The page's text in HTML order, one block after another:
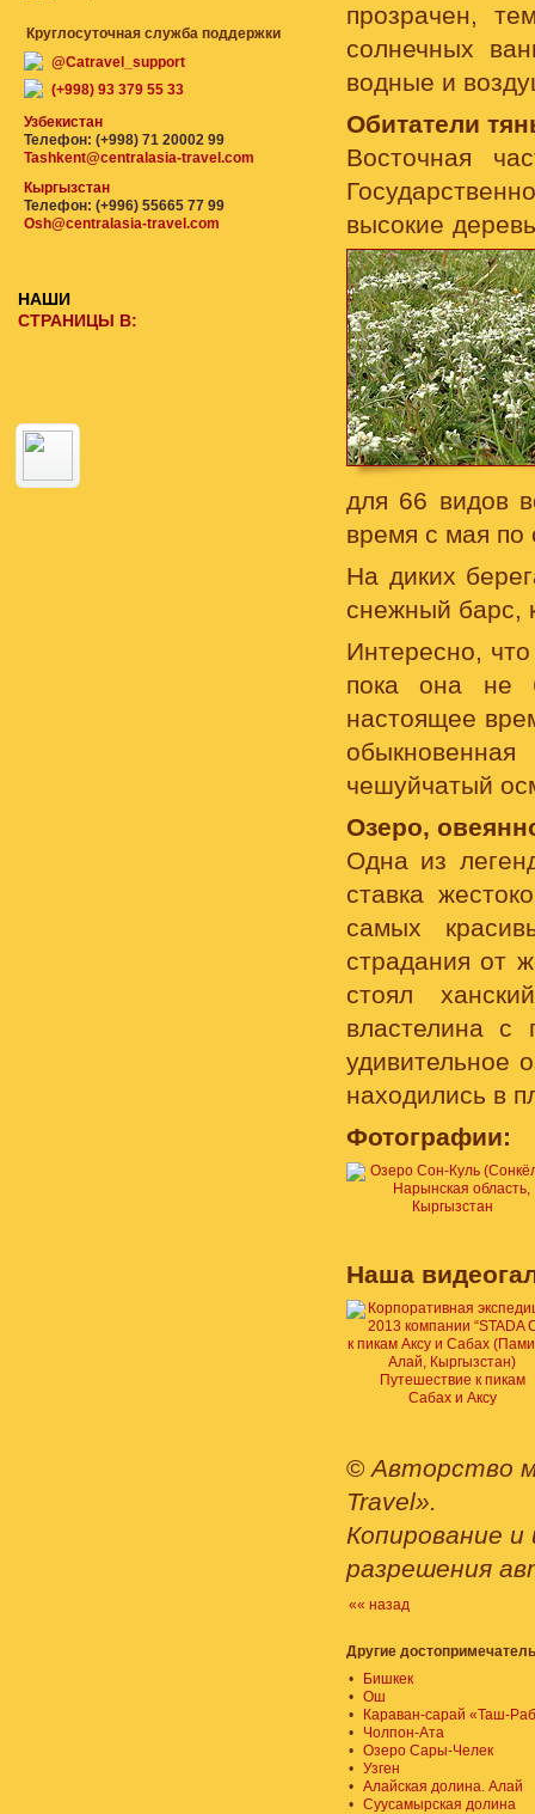
прозрачен,
солнечных
водные и
Обитатели
Восточная
высокие
для 66 видов
время с мая по
На диких
снежный барс,
Интересно,
пока она не
настоящее
чешуйчатый
Озеро,
Одна из
ставка
самых
страдания от
стоял
властелина с
удивительное
находились в
Фотографии:
Наша
Путешествие к пикам
Сабах и Аксу
© Авторство
Travel».
Копирование
разрешения
«« назад
Другие
•
Бишкек
• Ош
•
Караван-сарай «Таш-
•
Чолпон-Ата
• Озеро Сары-Челек
• Узген
• Алайская долина. Алай
• Суусамырская долина
Круглосуточная служба поддержки
@Catravel_support
(+998) 93 379 55 33
Узбекистан
Телефон: (+998) 71 20002 99
Tashkent@centralasia-travel.com
Кыргызстан
Телефон: (+996) 55665 77 99
Osh@centralasia-travel.com
НАШИ
СТРАНИЦЫ В: